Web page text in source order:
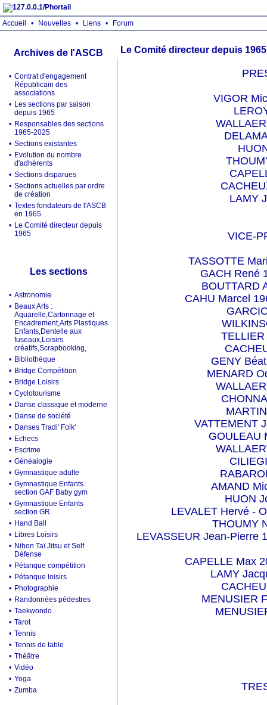
Accueil • Nouvelles • Liens • Forum
Archives de l'ASCB
• Contrat d'engagement
Républicain des
associations
• Les sections par saison
depuis 1965
• Responsables des sections
1965-2025
• Sections existantes
• Evolution du nombre
d'adhérents
• Sections disparues
• Sections actuelles par ordre
de création
• Textes fondateurs de l'ASCB
en 1965
• Le Comité directeur depuis
1965
Les sections
• Astronomie
• Beaux Arts :
Aquarelle,Cartonnage et
Encadrement,Arts Plastiques
Enfants,Dentelle aux
fuseaux,Loisirs
créatifs,Scrapbooking,
• Bibliothèque
• Bridge Compétition
• Bridge Loisirs
• Cyclotourisme
• Danse classique et moderne
• Danse de société
• Danses Tradi' Folk'
• Echecs
• Escrime
• Généalogie
• Gymnastique adulte
• Gymnastique Enfants
section GAF Baby gym
• Gymnastique Enfants
section GR
• Hand Ball
• Libres Loisirs
• Nihon Taï Jitsu et Self
Défense
• Pétanque compétition
• Pétanque loisirs
• Photographie
• Randonnées pédestres
• Taekwondo
• Tarot
• Tennis
• Tennis de table
• Théâtre
• Vidéo
• Yoga
• Zumba
Le Comité directeur depuis 1965
VIGOR
LAMY
VICE-
TASSOTTE
GACH René
BOUTTARD
CAHU Marcel
GENY
MENARD
VATTEMENT
GOULEAU
AMAND
HUON
LEVALET Hervé -
THOUMY
LEVASSEUR Jean-Pierre
CAPELLE Max
LAMY
MENUSIER